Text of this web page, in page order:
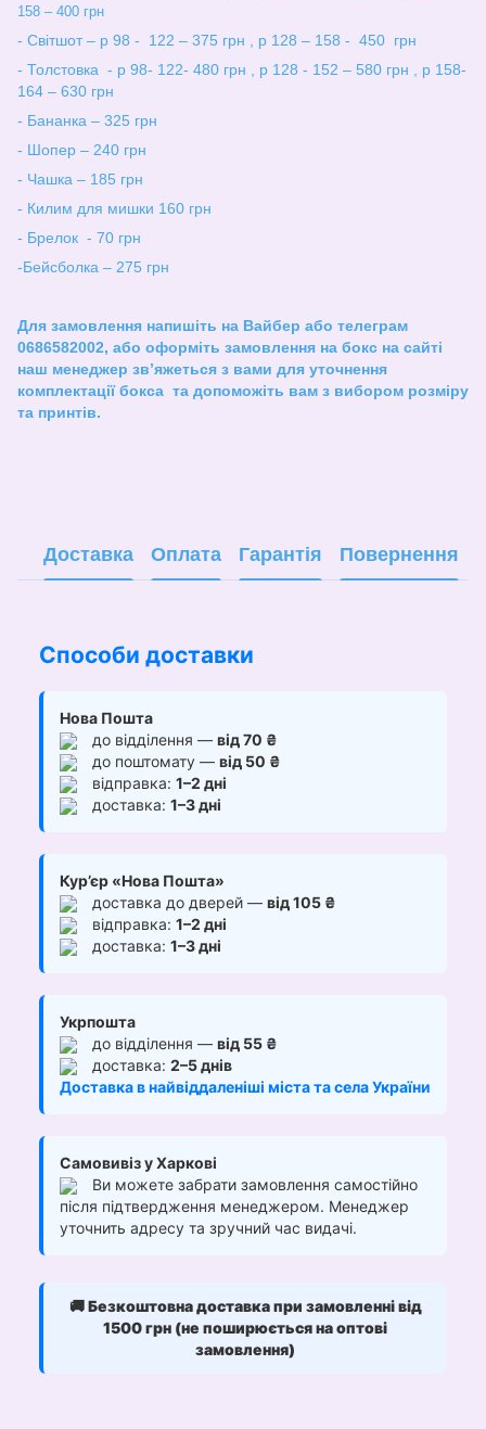
158 – 400 грн
- Світшот – р 98 - 122 – 375 грн , р 128 – 158 - 450 грн
- Толстовка - р 98- 122- 480 грн , р 128 - 152 – 580 грн , р 158-
164 – 630 грн
- Бананка – 325 грн
- Шопер – 240 грн
- Чашка – 185 грн
- Килим для мишки 160 грн
- Брелок - 70 грн
-Бейсболка – 275 грн
Для замовлення напишіть на Вайбер або телеграм
0686582002, або оформіть замовлення на бокс на сайті
наш менеджер зв’яжеться з вами для уточнення
комплектації бокса та допоможіть вам з вибором розміру
та принтів.
Доставка Оплата Гарантія Повернення
Способи доставки
Нова Пошта
до відділення — від 70 ₴
до поштомату — від 50 ₴
відправка: 1–2 дні
доставка: 1–3 дні
Кур’єр «Нова Пошта»
доставка до дверей — від 105 ₴
відправка: 1–2 дні
доставка: 1–3 дні
Укрпошта
до відділення — від 55 ₴
доставка: 2–5 днів
Доставка в найвіддаленіші міста та села України
Самовивіз у Харкові
Ви можете забрати замовлення самостійно
після підтвердження менеджером. Менеджер
уточнить адресу та зручний час видачі.
🚚Безкоштовна доставка при замовленні від
1500 грн (не поширюється на оптові
замовлення)